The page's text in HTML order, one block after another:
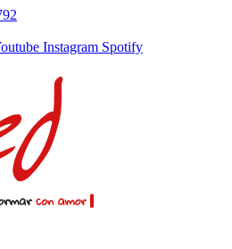
Instagram Spotify